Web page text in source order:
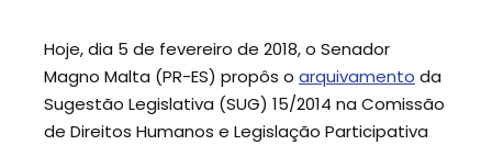
Hoje, dia 5 de fevereiro de 2018, o Senador
Magno Malta (PR-ES) propôs o arquivamento da
Sugestão Legislativa (SUG) 15/2014 na Comissão
de Direitos Humanos e Legislação Participativa